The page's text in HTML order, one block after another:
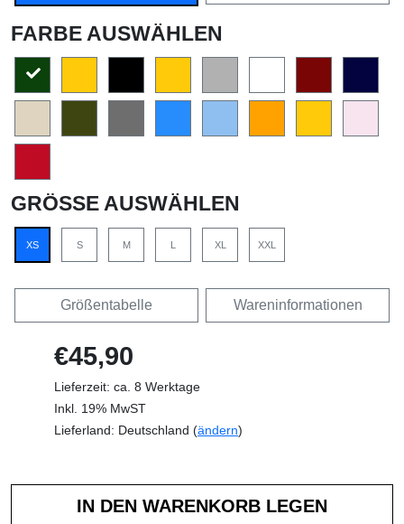
FARBE AUSWÄHLEN
GRÖSSE AUSWÄHLEN
XS S M L XL XXL
Größentabelle Wareninformationen
€45,90
Lieferzeit: ca. 8 Werktage
Inkl. 19% MwST
Lieferland: Deutschland (ändern)